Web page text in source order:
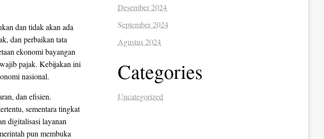
dan tidak akan ada
dan perbaikan tata
ekonomi bayangan
pajak. Kebijakan ini
nasional.
dan efisien.
sementara tingkat
digitalisasi layanan
pun membuka
Desember 2024
September 2024
Agustus 2024
Categories
Uncategorized